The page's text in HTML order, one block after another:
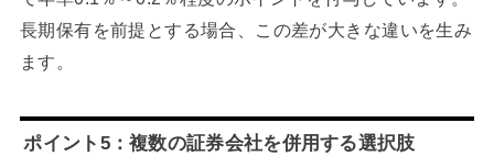
長期保有を前提とする場合、この差が大きな違いを生み
ます。
ポイント5：複数の証券会社を併用する選択肢